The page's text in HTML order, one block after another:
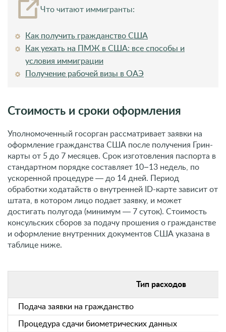
Что читают иммигранты:
Как получить гражданство США
Как уехать на ПМЖ в США: все способы и
условия иммиграции
Получение рабочей визы в ОАЭ
Стоимость и сроки оформления
Уполномоченный госорган рассматривает заявки на
оформление гражданства США после получения Грин-
карты от 5 до 7 месяцев. Срок изготовления паспорта в
стандартном порядке составляет 10–13 недель, по
ускоренной процедуре ― до 14 дней. Период
обработки ходатайств о внутренней ID-карте зависит от
штата, в котором лицо подает заявку, и может
достигать полугода (минимум ― 7 суток). Стоимость
консульских сборов за подачу прошения о гражданстве
и оформление внутренних документов США указана в
таблице ниже.
Тип расходов
Подача заявки на гражданство
Процедура сдачи биометрических данных